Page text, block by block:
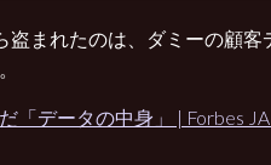
盗まれたのは、ダミーの顧客
「データの中身」 | Forbes